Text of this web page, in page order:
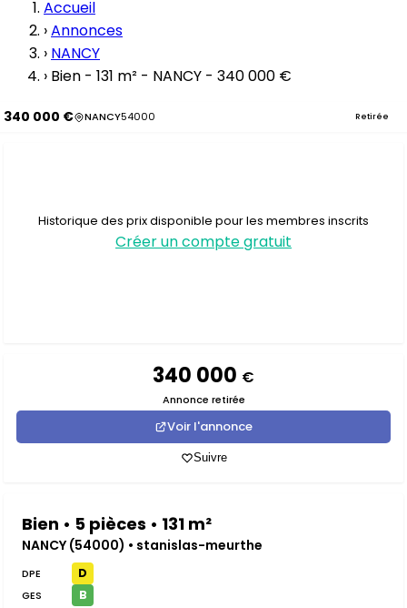
Accueil
›Annonces
› NANCY
› Bien - 131 m² - NANCY - 340 000 €
340 000 € NANCY54000 Retirée
Historique des prix disponible pour les membres inscrits
Créer un compte gratuit
340 000 €
Annonce retirée
Voir l'annonce
Suivre
Bien • 5 pièces • 131 m²
NANCY (54000) • stanislas-meurthe
DPE D
GES B